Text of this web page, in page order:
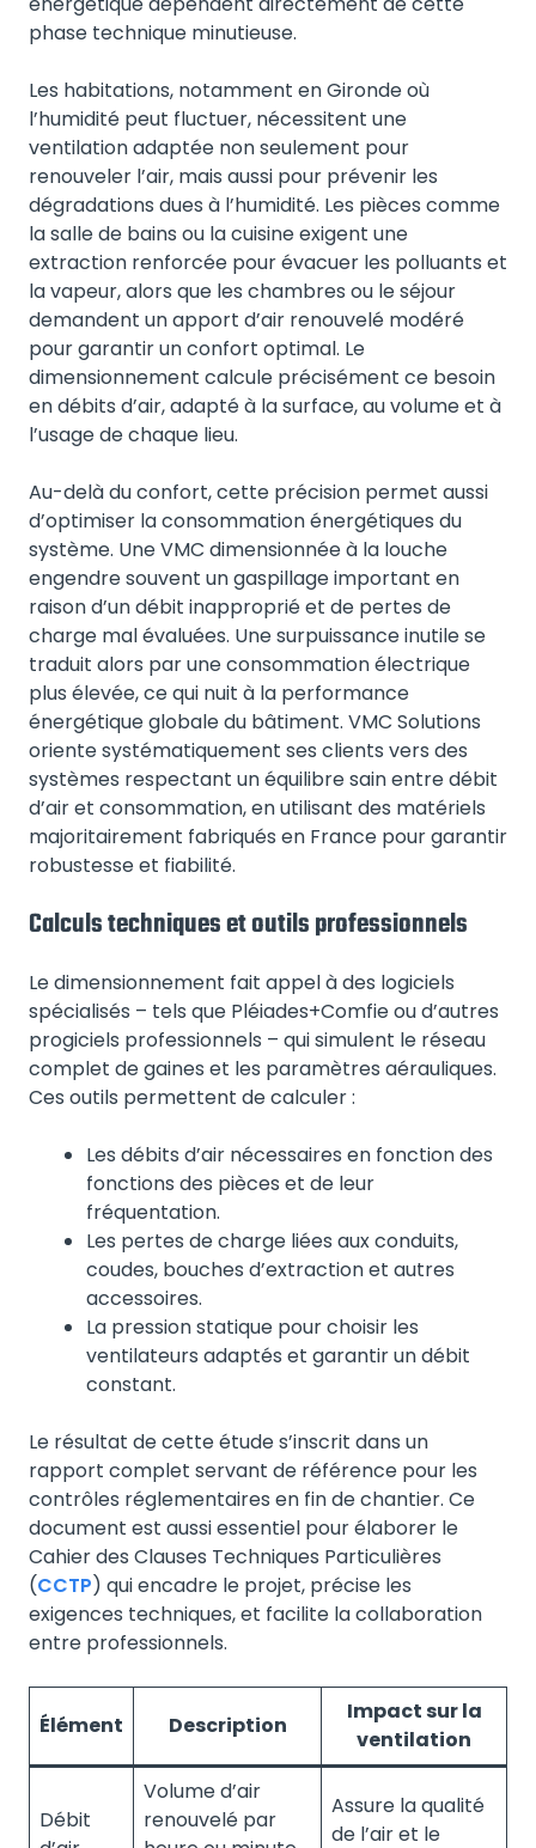
phase technique minutieuse.
Les habitations, notamment en Gironde où
l’humidité peut fluctuer, nécessitent une
ventilation adaptée non seulement pour
renouveler l’air, mais aussi pour prévenir les
dégradations dues à l’humidité. Les pièces comme
la salle de bains ou la cuisine exigent une
extraction renforcée pour évacuer les polluants et
la vapeur, alors que les chambres ou le séjour
demandent un apport d’air renouvelé modéré
pour garantir un confort optimal. Le
dimensionnement calcule précisément ce besoin
en débits d’air, adapté à la surface, au volume et à
l’usage de chaque lieu.
Au-delà du confort, cette précision permet aussi
d’optimiser la consommation énergétiques du
système. Une VMC dimensionnée à la louche
engendre souvent un gaspillage important en
raison d’un débit inapproprié et de pertes de
charge mal évaluées. Une surpuissance inutile se
traduit alors par une consommation électrique
plus élevée, ce qui nuit à la performance
énergétique globale du bâtiment. VMC Solutions
oriente systématiquement ses clients vers des
systèmes respectant un équilibre sain entre débit
d’air et consommation, en utilisant des matériels
majoritairement fabriqués en France pour garantir
robustesse et fiabilité.
Calculs techniques et outils professionnels
Le dimensionnement fait appel à des logiciels
spécialisés – tels que Pléiades+Comfie ou d’autres
progiciels professionnels – qui simulent le réseau
complet de gaines et les paramètres aérauliques.
Ces outils permettent de calculer :
Les débits d’air nécessaires en fonction des
fonctions des pièces et de leur
fréquentation.
Les pertes de charge liées aux conduits,
coudes, bouches d’extraction et autres
accessoires.
La pression statique pour choisir les
ventilateurs adaptés et garantir un débit
constant.
Le résultat de cette étude s’inscrit dans un
rapport complet servant de référence pour les
contrôles réglementaires en fin de chantier. Ce
document est aussi essentiel pour élaborer le
Cahier des Clauses Techniques Particulières
(CCTP) qui encadre le projet, précise les
exigences techniques, et facilite la collaboration
entre professionnels.
Élément Description
Impact sur la
ventilation
Débit
Volume d’air
renouvelé par
Assure la qualité
de l’air et le